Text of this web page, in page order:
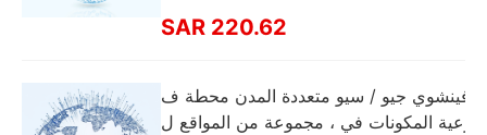
ماء نطاقات المستوى الثاني) - يجب أن تذه
ب إلى الخارج
SAR 220.62
فينشوي جيو / سيو متعددة المدن محطة ف
رعية المكونات في ، مجموعة من المواقع ل